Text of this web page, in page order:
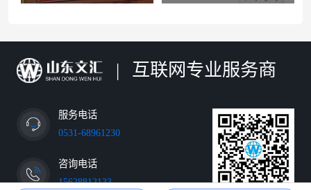
| 互联网专业服务商
服务电话
0531-68961230
咨询电话
15628812133